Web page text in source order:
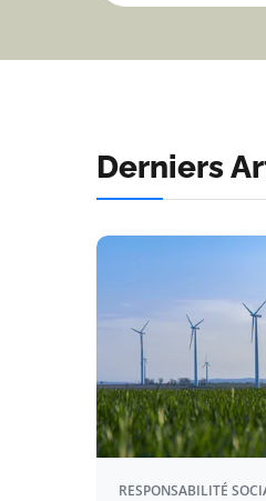
Derniers
RESPONSABILITÉ